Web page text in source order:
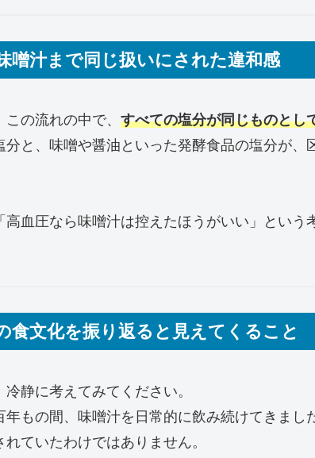
噌汁まで同じ扱いにされた違和感
の流れの中で、 すべての塩分が同じものとし
分と、味噌や醤油といった発酵食品の塩分が、
高血圧なら味噌汁は控えたほうがいい」という
食文化を振り返ると見えてくること
冷静に考えてみてください。
年もの間、味噌汁を日常的に飲み続けてきま
れていたわけではありません。